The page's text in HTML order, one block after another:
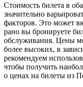
Стоимость билета в
значительно
факторов. Это может
рано вы бронируете
обслуживания. Цены
более высоких, в
рекомендуем
чтобы получить
о ценах на билеты из